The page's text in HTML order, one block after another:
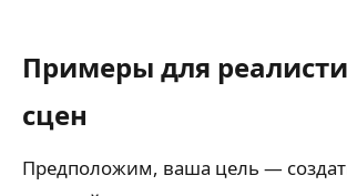
Примеры для
сцен
Предположим, ваша цель —